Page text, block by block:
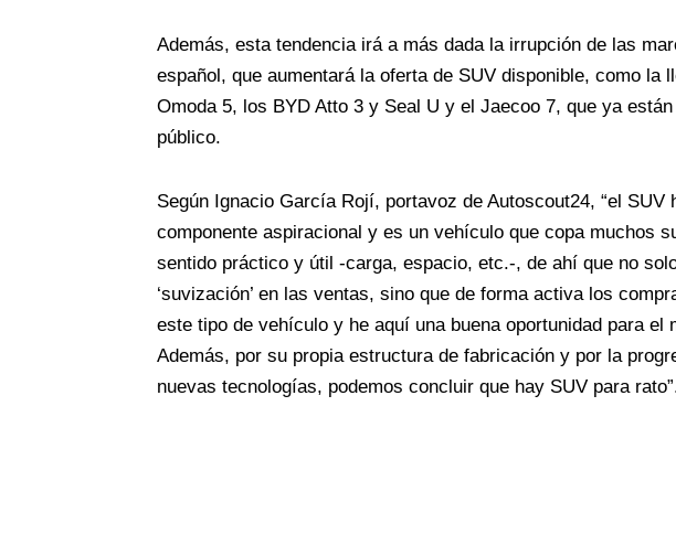
Además, esta tendencia irá a más dada la irrupción de las
español, que aumentará la oferta de SUV disponible, como la
Omoda 5, los BYD Atto 3 y Seal U y el Jaecoo 7, que ya
público.
Según Ignacio García Rojí, portavoz de Autoscout24, “el SUV
componente aspiracional y es un vehículo que copa muchos
sentido práctico y útil -carga, espacio, etc.-, de ahí que no
‘suvización’ en las ventas, sino que de forma activa los
este tipo de vehículo y he aquí una buena oportunidad para el
Además, por su propia estructura de fabricación y por la
nuevas tecnologías, podemos concluir que hay SUV para